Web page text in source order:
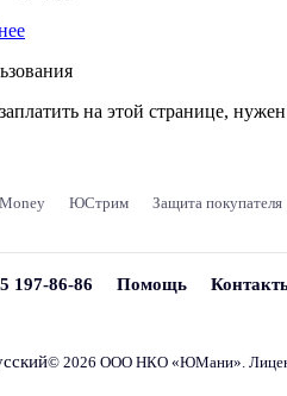
на этой странице,
ЮСтрим Защита покупателя
197-86-86 Помощь
© 2026 ООО НКО «ЮМани».